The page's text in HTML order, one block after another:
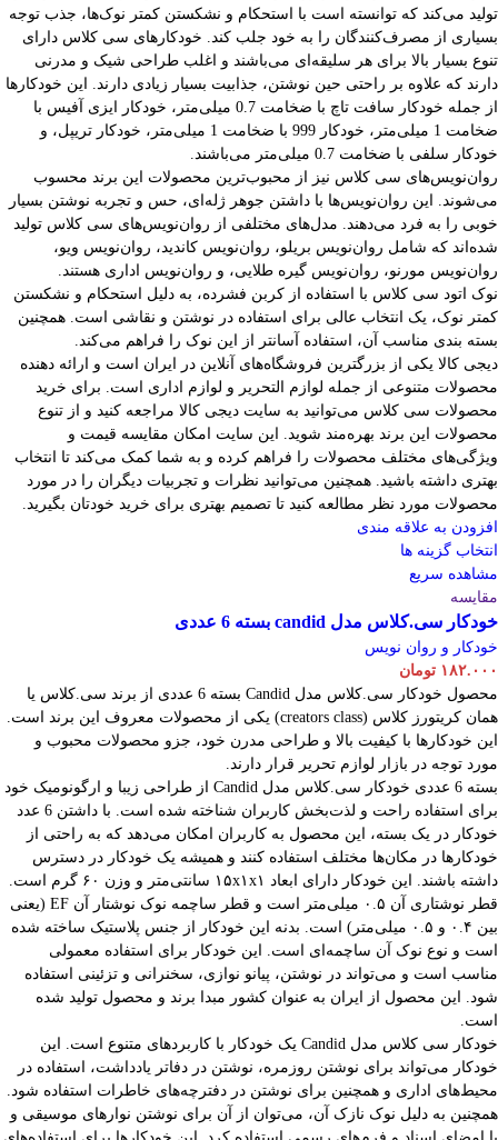
تولید می‌کند که توانسته است با استحکام و نشکستن کمتر نوک‌ها، جذب توجه
بسیاری از مصرف‌کنندگان را به خود جلب کند. خودکارهای سی کلاس دارای
تنوع بسیار بالا برای هر سلیقه‌ای می‌باشند و اغلب طراحی شیک و مدرنی
دارند که علاوه بر راحتی حین نوشتن، جذابیت بسیار زیادی دارند. این خودکارها
از جمله خودکار سافت تاچ با ضخامت 0.7 میلی‌متر، خودکار ایزی آفیس با
ضخامت 1 میلی‌متر، خودکار 999 با ضخامت 1 میلی‌متر، خودکار تریپل، و
خودکار سلفی با ضخامت 0.7 میلی‌متر می‌باشند.
روان‌نویس‌های سی کلاس نیز از محبوب‌ترین محصولات این برند محسوب
می‌شوند. این روان‌نویس‌ها با داشتن جوهر ژله‌ای، حس و تجربه نوشتن بسیار
خوبی را به فرد می‌دهند. مدل‌های مختلفی از روان‌نویس‌های سی کلاس تولید
شده‌اند که شامل روان‌نویس بریلو، روان‌نویس کاندید، روان‌نویس ویو،
روان‌نویس مورنو، روان‌نویس گیره طلایی، و روان‌نویس اداری هستند.
نوک اتود سی کلاس با استفاده از کربن فشرده، به دلیل استحکام و نشکستن
کمتر نوک، یک انتخاب عالی برای استفاده در نوشتن و نقاشی است. همچنین
بسته بندی مناسب آن، استفاده آسانتر از این نوک را فراهم می‌کند.
دیجی کالا یکی از بزرگترین فروشگاه‌های آنلاین در ایران است و ارائه دهنده
محصولات متنوعی از جمله لوازم التحریر و لوازم اداری است. برای خرید
محصولات سی کلاس می‌توانید به سایت دیجی کالا مراجعه کنید و از تنوع
محصولات این برند بهره‌مند شوید. این سایت امکان مقایسه قیمت و
ویژگی‌های مختلف محصولات را فراهم کرده و به شما کمک می‌کند تا انتخاب
بهتری داشته باشید. همچنین می‌توانید نظرات و تجربیات دیگران را در مورد
محصولات مورد نظر مطالعه کنید تا تصمیم بهتری برای خرید خودتان بگیرید.
افزودن به علاقه مندی
انتخاب گزینه ها
مشاهده سریع
مقایسه
خودکار سی.کلاس مدل candid بسته 6 عددی
خودکار و روان نویس
۱۸۲.۰۰۰ تومان
محصول خودکار سی.کلاس مدل Candid بسته 6 عددی از برند سی.کلاس یا
همان کریتورز کلاس (creators class) یکی از محصولات معروف این برند است.
این خودکارها با کیفیت بالا و طراحی مدرن خود، جزو محصولات محبوب و
مورد توجه در بازار لوازم تحریر قرار دارند.
بسته 6 عددی خودکار سی.کلاس مدل Candid از طراحی زیبا و ارگونومیک خود
برای استفاده راحت و لذت‌بخش کاربران شناخته شده است. با داشتن 6 عدد
خودکار در یک بسته، این محصول به کاربران امکان می‌دهد که به راحتی از
خودکارها در مکان‌ها مختلف استفاده کنند و همیشه یک خودکار در دسترس
داشته باشند. این خودکار دارای ابعاد ۱۵x۱x۱ سانتی‌متر و وزن ۶۰ گرم است.
قطر نوشتاری آن ۰.۵ میلی‌متر است و قطر ساچمه نوک نوشتار آن EF (یعنی
بین ۰.۴ و ۰.۵ میلی‌متر) است. بدنه این خودکار از جنس پلاستیک ساخته شده
است و نوع نوک آن ساچمه‌ای است. این خودکار برای استفاده معمولی
مناسب است و می‌تواند در نوشتن، پیانو نوازی، سخنرانی و تزئینی استفاده
شود. این محصول از ایران به عنوان کشور مبدا برند و محصول تولید شده
است.
خودکار سی کلاس مدل Candid یک خودکار با کاربردهای متنوع است. این
خودکار می‌تواند برای نوشتن روزمره، نوشتن در دفاتر یادداشت، استفاده در
محیط‌های اداری و همچنین برای نوشتن در دفترچه‌های خاطرات استفاده شود.
همچنین به دلیل نوک نازک آن، می‌توان از آن برای نوشتن نوارهای موسیقی و